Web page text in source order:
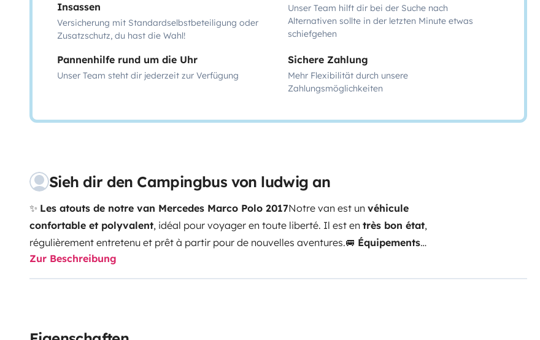
Insassen
Versicherung mit Standardselbstbeteiligung oder
Zusatzschutz, du hast die Wahl!
Unser Team hilft dir bei der Suche nach
Alternativen sollte in der letzten Minute etwas
schiefgehen
Pannenhilfe rund um die Uhr
Unser Team steht dir jederzeit zur Verfügung
Sichere Zahlung
Mehr Flexibilität durch unsere
Zahlungsmöglichkeiten
Sieh dir den Campingbus von ludwig an
✨ Les atouts de notre van Mercedes Marco Polo 2017Notre van est un véhicule
confortable et polyvalent, idéal pour voyager en toute liberté. Il est en très bon état,
régulièrement entretenu et prêt à partir pour de nouvelles aventures.🚐 Équipements
et confort4 vrais couchages
en haut (toit relevable électrique)Coin cuisine équipé: réchaud gaz, évier, frigo,
Zur Beschreibung